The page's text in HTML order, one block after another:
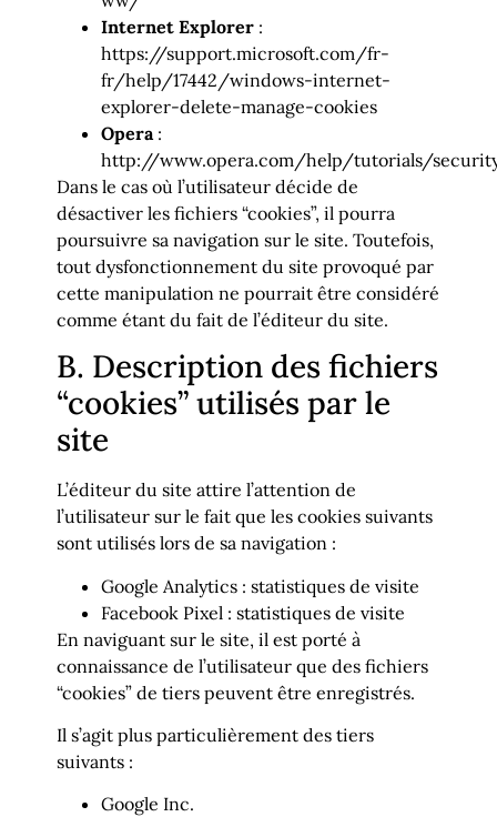
Internet Explorer :
https://support.microsoft.com/fr-
fr/help/17442/windows-internet-
explorer-delete-manage-cookies
Opera :
http://www.opera.com/help/tutorials/
Dans le cas où l’utilisateur décide de
désactiver les fichiers “cookies”, il pourra
poursuivre sa navigation sur le site. Toutefois,
tout dysfonctionnement du site provoqué par
cette manipulation ne pourrait être considéré
comme étant du fait de l’éditeur du site.
B. Description des fichiers
“cookies” utilisés par le
site
L’éditeur du site attire l’attention de
l’utilisateur sur le fait que les cookies suivants
sont utilisés lors de sa navigation :
Google Analytics : statistiques de visite
Facebook Pixel : statistiques de visite
En naviguant sur le site, il est porté à
connaissance de l’utilisateur que des fichiers
“cookies” de tiers peuvent être enregistrés.
Il s’agit plus particulièrement des tiers
suivants :
Google Inc.